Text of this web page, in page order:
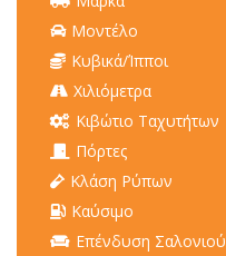
Μοντέλο
Κυβικά/Ίπποι
Χιλιόμετρα
Κιβώτιο Ταχυτήτων
Πόρτες
Κλάση Ρύπων
Καύσιμο
Επένδυση Σαλονιού